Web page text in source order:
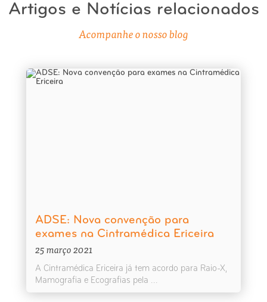
Artigos e Notícias relacionados
Acompanhe o nosso blog
ADSE: Nova convenção para
exames na Cintramédica Ericeira
25 março 2021
A Cintramédica Ericeira já tem acordo para Raio-X,
Mamografia e Ecografias pela ...